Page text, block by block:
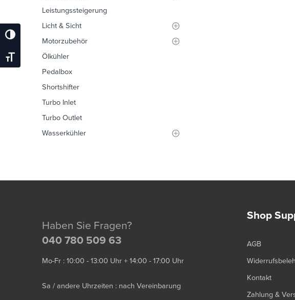
Umschalten Auf Hohe Kontraste
Schrift Vergrößern
Leistungssteigerung
Licht & Sicht
Motorzubehör
Ölkühler
Pedalbox
Shortshifter
Turbo Inlet
Turbo Outlet
Wasserkühler
Haben Sie Fragen?
040 780 509 63
Mo-Fr : 10:00 - 13:00 Uhr + 14:00 - 17:00 Uhr
Sa / andere Uhrzeiten : nach Vereinbarung
Shop
AGB
Kontakt
Zahlung &